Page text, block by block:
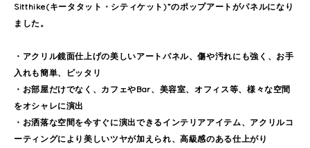
Sitthike(キータタット・シティケット)”のポップアートがパネルになり
ました。
・アクリル鏡面仕上げの美しいアートパネル、傷や汚れにも強く、お手
入れも簡単、ピッタリ
・お部屋だけでなく、カフェやBar、美容室、オフィス等、様々な空間
をオシャレに演出
・お洒落な空間を今すぐに演出できるインテリアアイテム、アクリルコ
ーティングにより美しいツヤが加えられ、高級感のある仕上がり